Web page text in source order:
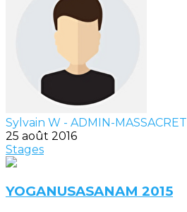
Sylvain W - ADMIN-MASSACRET
25 août 2016
Stages
YOGANUSASANAM 2015